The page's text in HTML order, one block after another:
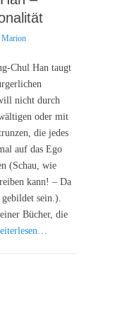
Marion
Chul Han taugt
nicht durch
oder mit
die jedes
auf das Ego
(Schau, wie
kann! – Da
sein.).
Bücher, die